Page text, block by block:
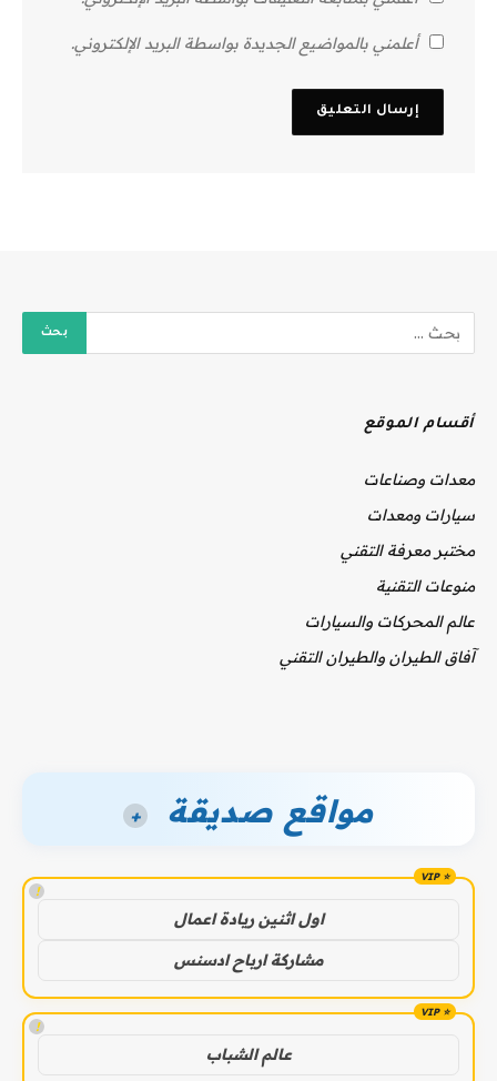
أعلمني بالمواضيع الجديدة بواسطة البريد الإلكتروني.
أقسام الموقع
معدات وصناعات
سيارات ومعدات
مختبر معرفة التقني
منوعات التقنية
عالم المحركات والسيارات
آفاق الطيران والطيران التقني
مواقع صديقة +
!
اول اثنين ريادة اعمال
مشاركة ارباح ادسنس
!
عالم الشباب